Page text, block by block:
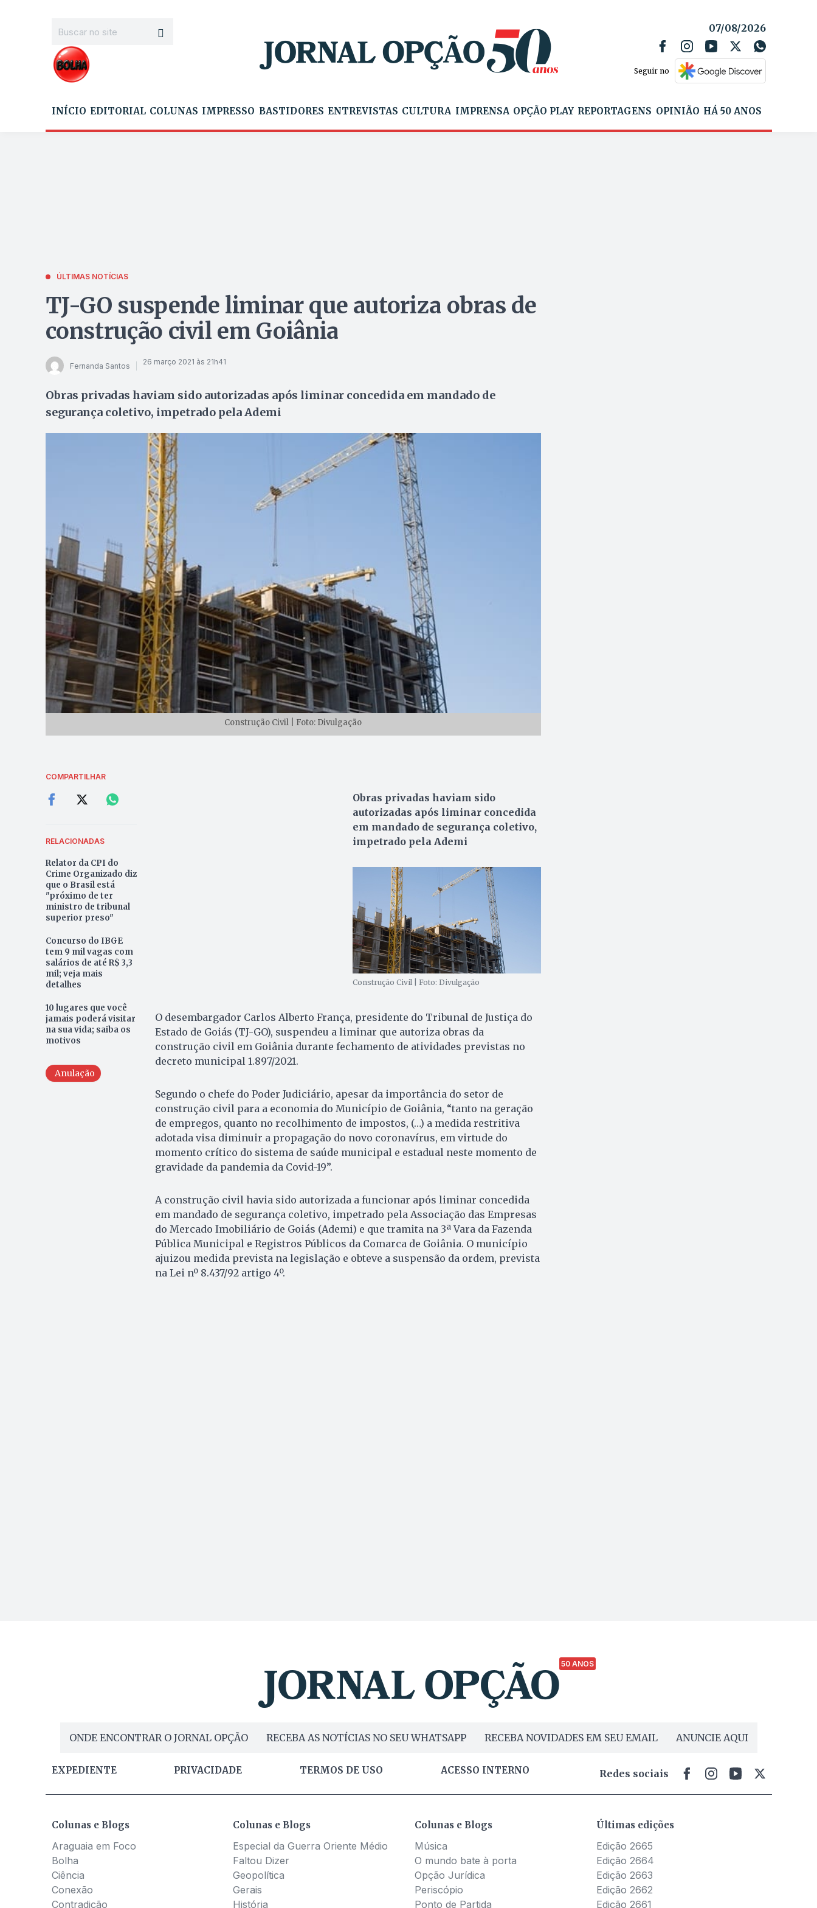
07/08/2026
Seguir no
INÍCIO EDITORIAL COLUNAS IMPRESSO BASTIDORES ENTREVISTAS CULTURA IMPRENSA OPÇÃO PLAY REPORTAGENS OPINIÃO HÁ 50 ANOS
ÚLTIMAS NOTÍCIAS
TJ-GO suspende liminar que autoriza obras de
construção civil em Goiânia
Fernanda Santos 26 março 2021 às 21h41
Obras privadas haviam sido autorizadas após liminar concedida em mandado de
segurança coletivo, impetrado pela Ademi
Construção Civil | Foto: Divulgação
COMPARTILHAR
RELACIONADAS
Relator da CPI do
Crime Organizado diz
que o Brasil está
"próximo de ter
ministro de tribunal
superior preso"
Concurso do IBGE
tem 9 mil vagas com
salários de até R$ 3,3
mil; veja mais
detalhes
10 lugares que você
jamais poderá visitar
na sua vida; saiba os
motivos
Anulação
Obras privadas haviam sido
autorizadas após liminar concedida
em mandado de segurança coletivo,
impetrado pela Ademi
Construção Civil | Foto: Divulgação
O desembargador Carlos Alberto França, presidente do Tribunal de Justiça do
Estado de Goiás (TJ-GO), suspendeu a liminar que autoriza obras da
construção civil em Goiânia durante fechamento de atividades previstas no
decreto municipal 1.897/2021.
Segundo o chefe do Poder Judiciário, apesar da importância do setor de
construção civil para a economia do Município de Goiânia, “tanto na geração
de empregos, quanto no recolhimento de impostos, (…) a medida restritiva
adotada visa diminuir a propagação do novo coronavírus, em virtude do
momento crítico do sistema de saúde municipal e estadual neste momento de
gravidade da pandemia da Covid-19”.
A construção civil havia sido autorizada a funcionar após liminar concedida
em mandado de segurança coletivo, impetrado pela Associação das Empresas
do Mercado Imobiliário de Goiás (Ademi) e que tramita na 3ª Vara da Fazenda
Pública Municipal e Registros Públicos da Comarca de Goiânia. O município
ajuizou medida prevista na legislação e obteve a suspensão da ordem, prevista
na Lei nº 8.437/92 artigo 4º.
50 ANOS
ONDE ENCONTRAR O JORNAL OPÇÃO RECEBA AS NOTÍCIAS NO SEU WHATSAPP RECEBA NOVIDADES EM SEU EMAIL ANUNCIE AQUI
EXPEDIENTE PRIVACIDADE TERMOS DE USO ACESSO INTERNO Redes sociais
Colunas e Blogs
Araguaia em Foco
Bolha
Ciência
Conexão
Contradição
Colunas e Blogs
Especial da Guerra Oriente Médio
Faltou Dizer
Geopolítica
Gerais
História
Colunas e Blogs
Música
O mundo bate à porta
Opção Jurídica
Periscópio
Ponto de Partida
Últimas edições
Edição 2665
Edição 2664
Edição 2663
Edição 2662
Edição 2661